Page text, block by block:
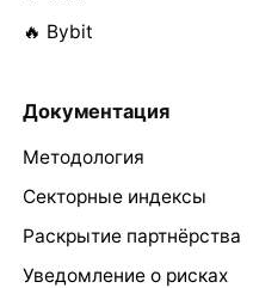
🔥 Bybit
Документация
Методология
Секторные индексы
Раскрытие партнёрства
Уведомление о рисках